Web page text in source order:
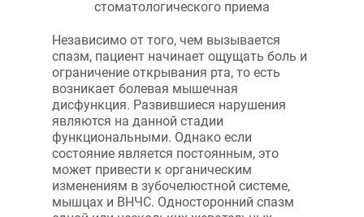
Независимо от того, чем вызывается
спазм, пациент начинает ощущать боль и
ограничение открывания рта, то есть
возникает болевая мышечная
дисфункция. Развившиеся нарушения
являются на данной стадии
функциональными. Однако если
состояние является постоянным, это
может привести к органическим
изменениям в зубочелюстной системе,
мышцах и ВНЧС. Односторонний спазм